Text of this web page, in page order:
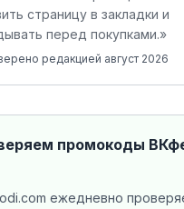
страницу в закладки и
перед покупками.»
редакцией август 2026
промокоды
ежедневно